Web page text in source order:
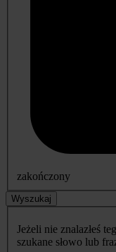
zakończony
Wyszukaj
Jeżeli nie znalazłeś
szukane słowo lub